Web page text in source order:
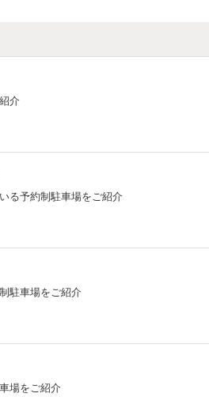
介
る予約制駐車場をご紹介
駐車場をご紹介
場をご紹介